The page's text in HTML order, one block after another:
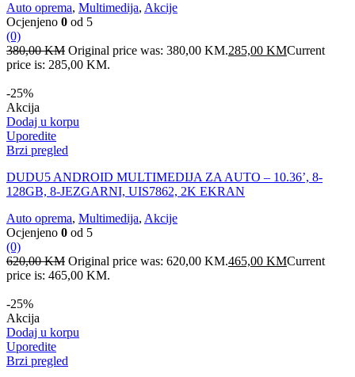
Auto oprema, Multimedija, Akcije
Ocjenjeno 0 od 5
(0)
380,00KM Original price was: 380,00 KM.285,00 KMCurrent
price is: 285,00 KM.
-25%
Akcija
Dodaj u korpu
Uporedite
Brzi pregled
DUDU5 ANDROID MULTIMEDIJA ZA AUTO – 10.36’, 8-
128GB, 8-JEZGARNI, UIS7862, 2K EKRAN
Auto oprema, Multimedija, Akcije
Ocjenjeno 0 od 5
(0)
620,00KM Original price was: 620,00 KM.465,00 KMCurrent
price is: 465,00 KM.
-25%
Akcija
Dodaj u korpu
Uporedite
Brzi pregled